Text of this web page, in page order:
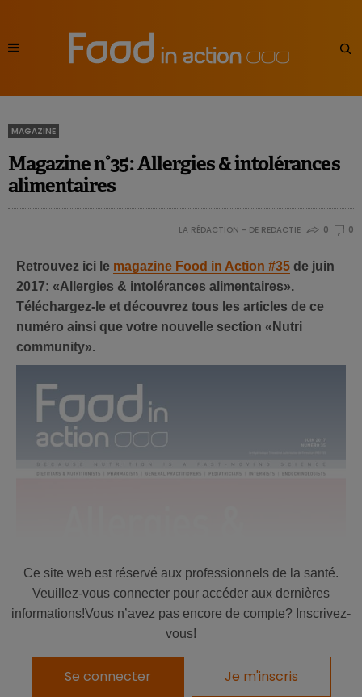
MAGAZINE
Magazine n°35: Allergies & intolérances
alimentaires
LA RÉDACTION - DE REDACTIE 0 0
Retrouvez ici le magazine Food in Action #35 de juin
2017: «Allergies & intolérances alimentaires».
Téléchargez-le et découvrez tous les articles de ce
numéro ainsi que votre nouvelle section «Nutri
community».
Ce site web est réservé aux professionnels de la santé.
Veuillez-vous connecter pour accéder aux dernières
informations!Vous n’avez pas encore de compte? Inscrivez-
vous!
Se connecter Je m'inscris